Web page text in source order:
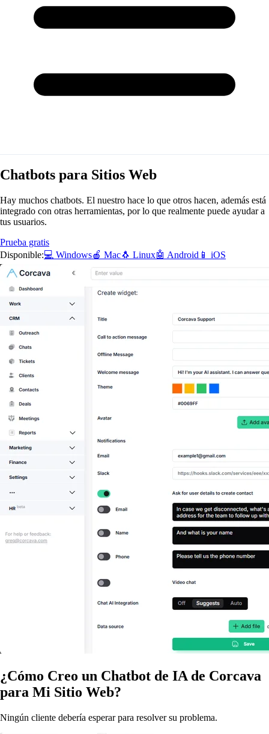
Chatbots para Sitios Web
Hay muchos chatbots. El nuestro hace lo que otros hacen, además está
integrado con otras herramientas, por lo que realmente puede ayudar a
tus usuarios.
Prueba gratis
Disponible:💻 Windows🍎 Mac🐧 Linux🤖 Android 📱 iOS
¿Cómo Creo un Chatbot de IA de Corcava
para Mi Sitio Web?
Ningún cliente debería esperar para resolver su problema.